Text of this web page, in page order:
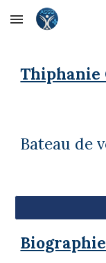
Skip to main content
Bateau de
Biographie